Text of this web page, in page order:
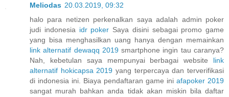
Meliodas 20.03.2019, 09:32
halo para netizen perkenalkan saya adalah admin poker
judi indonesia idr poker Saya disini sebagai promo game
yang bisa menghasilkan uang hanya dengan memainkan
link alternatif dewaqq 2019smartphone ingin tau caranya?
Nah, kebetulan saya mempunyai berbagai website link
alternatif hokicapsa 2019 yang terpercaya dan terverifikasi
di indonesia ini. Biaya pendaftaran game ini afapoker 2019
sangat murah bahkan anda tidak akan miskin bila daftar